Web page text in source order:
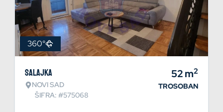
360°
Salajka
NOVI SAD
ŠIFRA: #575068
52m2
TROSOBAN